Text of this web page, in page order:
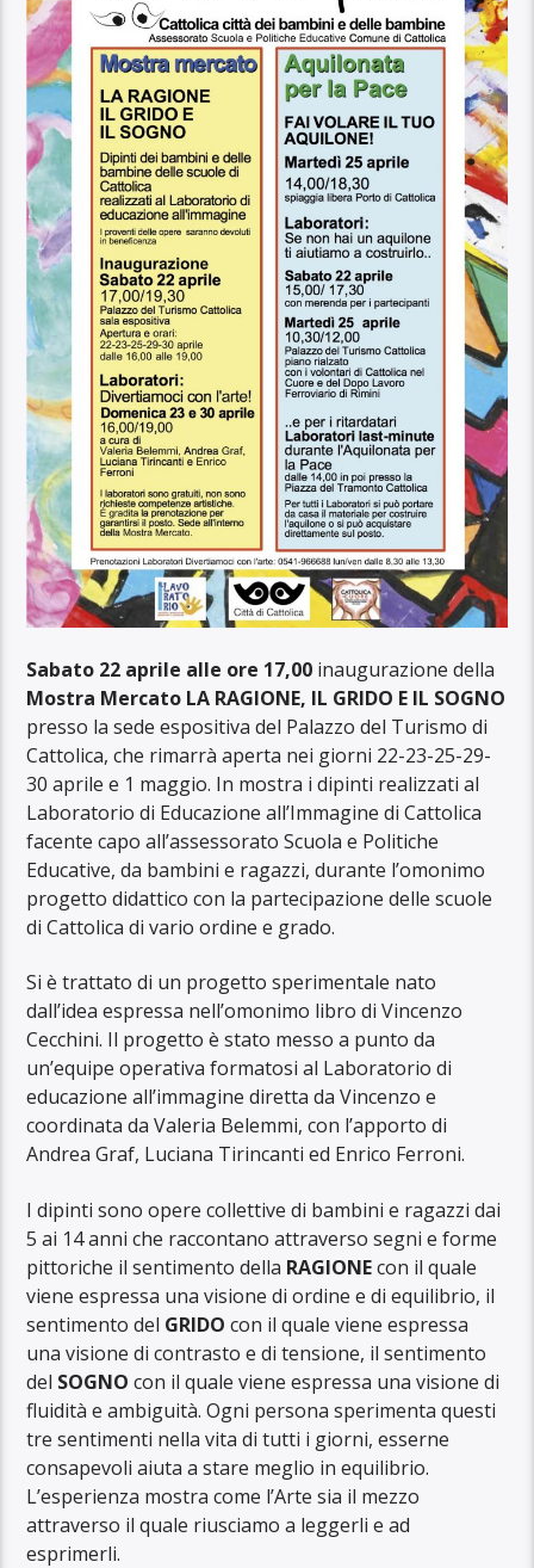
Sabato 22 aprile alle ore 17,00 inaugurazione della
Mostra Mercato LA RAGIONE, IL GRIDO E IL SOGNO
presso la sede espositiva del Palazzo del Turismo di
Cattolica, che rimarrà aperta nei giorni 22-23-25-29-
30 aprile e 1 maggio. In mostra i dipinti realizzati al
Laboratorio di Educazione all’Immagine di Cattolica
facente capo all’assessorato Scuola e Politiche
Educative, da bambini e ragazzi, durante l’omonimo
progetto didattico con la partecipazione delle scuole
di Cattolica di vario ordine e grado.
Si è trattato di un progetto sperimentale nato
dall’idea espressa nell’omonimo libro di Vincenzo
Cecchini. Il progetto è stato messo a punto da
un’equipe operativa formatosi al Laboratorio di
educazione all’immagine diretta da Vincenzo e
coordinata da Valeria Belemmi, con l’apporto di
Andrea Graf, Luciana Tirincanti ed Enrico Ferroni.
I dipinti sono opere collettive di bambini e ragazzi dai
5 ai 14 anni che raccontano attraverso segni e forme
pittoriche il sentimento della RAGIONEcon il quale
viene espressa una visione di ordine e di equilibrio, il
sentimento del GRIDOcon il quale viene espressa
una visione di contrasto e di tensione, il sentimento
del SOGNOcon il quale viene espressa una visione di
fluidità e ambiguità. Ogni persona sperimenta questi
tre sentimenti nella vita di tutti i giorni, esserne
consapevoli aiuta a stare meglio in equilibrio.
L’esperienza mostra come l’Arte sia il mezzo
attraverso il quale riusciamo a leggerli e ad
esprimerli.